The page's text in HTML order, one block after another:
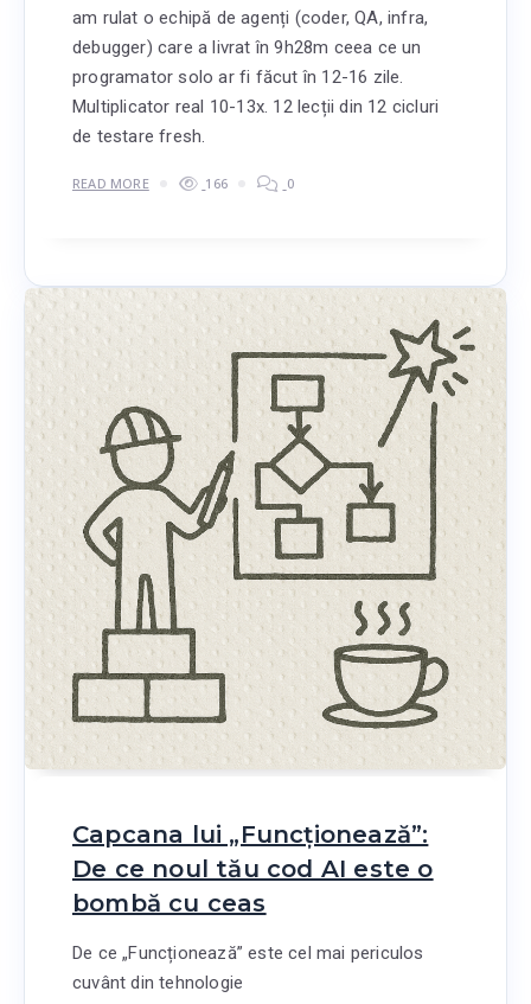
am rulat o echipă de agenți (coder, QA, infra,
debugger) care a livrat în 9h28m ceea ce un
programator solo ar fi făcut în 12-16 zile.
Multiplicator real 10-13x. 12 lecții din 12 cicluri
de testare fresh.
READ MORE 166 0
Capcana lui „Funcționează”:
De ce noul tău cod AI este o
bombă cu ceas
De ce „Funcționează” este cel mai periculos
cuvânt din tehnologie